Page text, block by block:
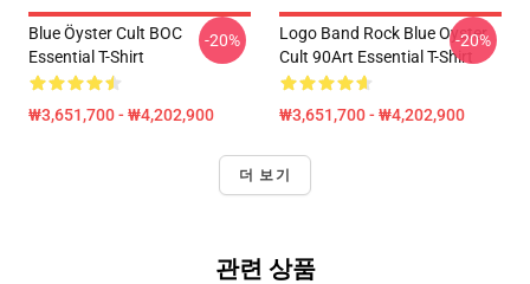
Blue Öyster Cult BOC
Essential T-Shirt
₩3,651,700 - ₩4,202,900
-20%
Logo Band Rock Blue Oyster
Cult 90Art Essential T-Shirt
₩3,651,700 - ₩4,202,900
-20%
더 보기
관련 상품